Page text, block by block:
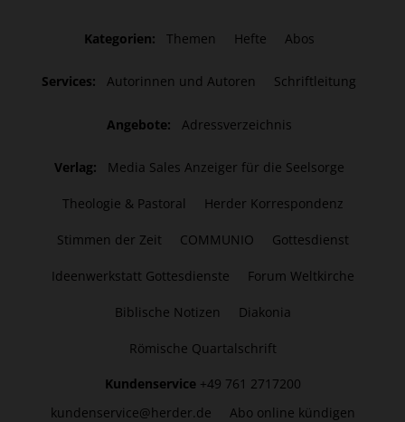
Kategorien: Themen Hefte Abos
Services: Autorinnen und Autoren Schriftleitung
Angebote: Adressverzeichnis
Verlag: Media Sales Anzeiger für die Seelsorge
Theologie & Pastoral Herder Korrespondenz
Stimmen der Zeit COMMUNIO Gottesdienst
Ideenwerkstatt Gottesdienste Forum Weltkirche
Biblische Notizen Diakonia
Römische Quartalschrift
Kundenservice +49 761 2717200
kundenservice@herder.de
Abo online kündigen